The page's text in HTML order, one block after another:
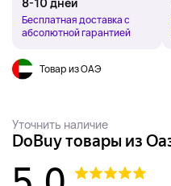
Бесплатная доставка с
абсолютной гарантией
Товар из ОАЭ
Уточнить наличие